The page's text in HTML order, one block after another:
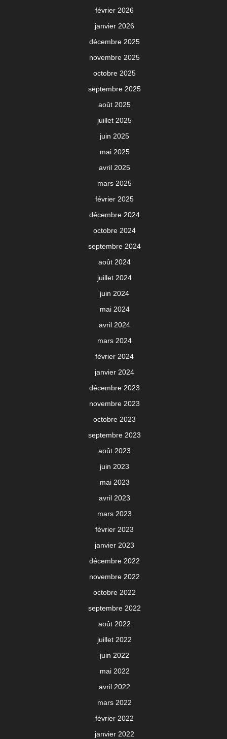
février 2026
janvier 2026
décembre 2025
novembre 2025
octobre 2025
septembre 2025
août 2025
juillet 2025
juin 2025
mai 2025
avril 2025
mars 2025
février 2025
décembre 2024
octobre 2024
septembre 2024
août 2024
juillet 2024
juin 2024
mai 2024
avril 2024
mars 2024
février 2024
janvier 2024
décembre 2023
novembre 2023
octobre 2023
septembre 2023
août 2023
juin 2023
mai 2023
avril 2023
mars 2023
février 2023
janvier 2023
décembre 2022
novembre 2022
octobre 2022
septembre 2022
août 2022
juillet 2022
juin 2022
mai 2022
avril 2022
mars 2022
février 2022
janvier 2022